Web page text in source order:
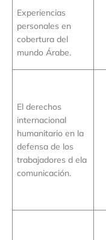
Experiencias
personales en
cobertura del
mundo Árabe.
El derechos
internacional
humanitario en la
defensa de los
trabajadores d ela
comunicación.